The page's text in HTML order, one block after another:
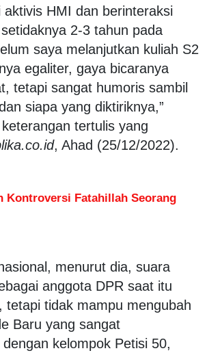
aktivis HMI dan berinteraksi
2-3 tahun pada
saya melanjutkan kuliah S2
egaliter, gaya bicaranya
tetapi sangat humoris sambil
siapa yang diktiriknya,”
tertulis yang
, Ahad (25/12/2022).
Kontroversi Fatahillah Seorang
menurut dia, suara
anggota DPR saat itu
tetapi tidak mampu mengubah
Baru yang sangat
dengan kelompok Petisi 50,